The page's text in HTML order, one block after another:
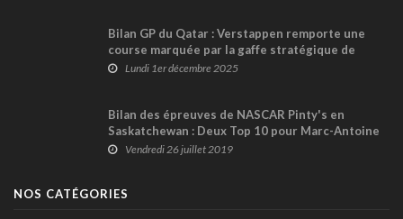
Bilan GP du Qatar : Verstappen remporte une
course marquée par la gaffe stratégique de
McLaren !
Lundi 1er décembre 2025
Bilan des épreuves de NASCAR Pinty's en
Saskatchewan : Deux Top 10 pour Marc-Antoine
Camirand
Vendredi 26 juillet 2019
NOS CATÉGORIES